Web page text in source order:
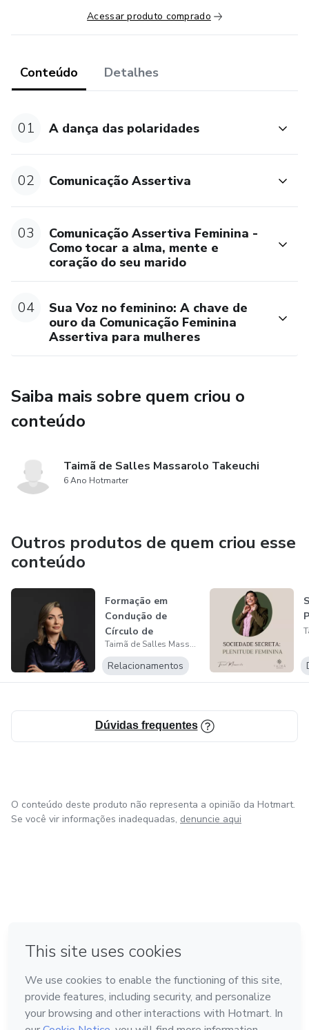
Acessar produto comprado
Conteúdo Detalhes
01 A dança das polaridades
02 Comunicação Assertiva
03
Comunicação Assertiva Feminina -
Como tocar a alma, mente e
coração do seu marido
04
Sua Voz no feminino: A chave de
ouro da Comunicação Feminina
Assertiva para mulheres
Saiba mais sobre quem criou o
conteúdo
Taimã de Salles Massarolo Takeuchi
6 Ano Hotmarter
Outros produtos de quem criou esse
conteúdo
Formação em
Condução de
Círculo de
Mulheres
Taimã de Salles Massarolo Takeuchi
Relacionamentos
Dúvidas frequentes
O conteúdo deste produto não representa a opinião da Hotmart.
Se você vir informações inadequadas, denuncie aqui
Feito com ❤ em Bogotá
Conheça a Hotmart